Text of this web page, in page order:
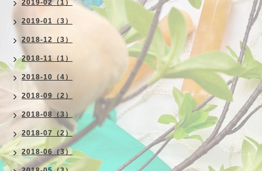
2019-02（1）
2019-01（3）
2018-12（3）
2018-11（1）
2018-10（4）
2018-09（2）
2018-08（3）
2018-07（2）
2018-06（3）